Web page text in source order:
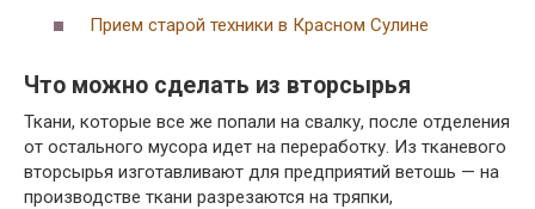
Прием старой техники в Красном Сулине
Что можно сделать из вторсырья
Ткани, которые все же попали на свалку, после отделения
от остального мусора идет на переработку. Из тканевого
вторсырья изготавливают для предприятий ветошь — на
производстве ткани разрезаются на тряпки,